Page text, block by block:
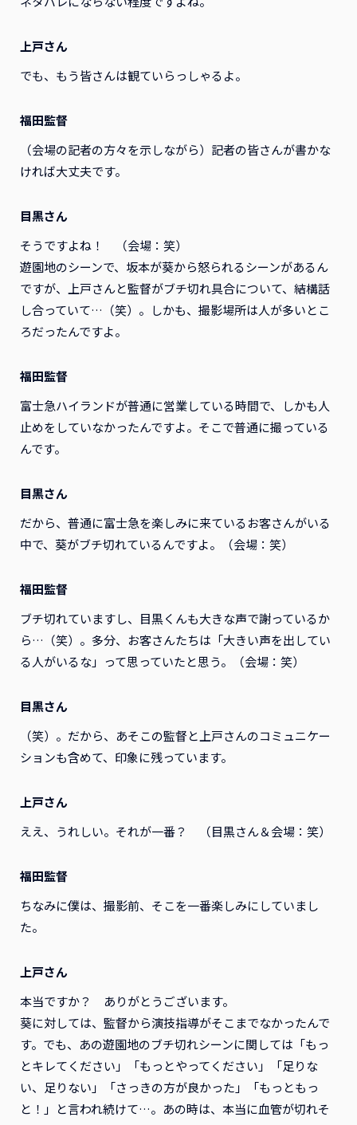
上戸さん
でも、もう皆さんは観ていらっしゃるよ。
福田監督
（会場の記者の方々を示しながら）記者の皆さんが書かな
ければ大丈夫です。
目黒さん
そうですよね！ （会場：笑）
遊園地のシーンで、坂本が葵から怒られるシーンがあるん
ですが、上戸さんと監督がブチ切れ具合について、結構話
し合っていて…（笑）。しかも、撮影場所は人が多いとこ
ろだったんですよ。
福田監督
富士急ハイランドが普通に営業している時間で、しかも人
止めをしていなかったんですよ。そこで普通に撮っている
んです。
目黒さん
だから、普通に富士急を楽しみに来ているお客さんがいる
中で、葵がブチ切れているんですよ。（会場：笑）
福田監督
ブチ切れていますし、目黒くんも大きな声で謝っているか
ら…（笑）。多分、お客さんたちは「大きい声を出してい
る人がいるな」って思っていたと思う。（会場：笑）
目黒さん
（笑）。だから、あそこの監督と上戸さんのコミュニケー
ションも含めて、印象に残っています。
上戸さん
ええ、うれしい。それが一番？ （目黒さん＆会場：笑）
福田監督
ちなみに僕は、撮影前、そこを一番楽しみにしていまし
た。
上戸さん
本当ですか？ ありがとうございます。
葵に対しては、監督から演技指導がそこまでなかったんで
す。でも、あの遊園地のブチ切れシーンに関しては「もっ
とキレてください」「もっとやってください」「足りな
い、足りない」「さっきの方が良かった」「もっともっ
と！」と言われ続けて…。あの時は、本当に血管が切れそ